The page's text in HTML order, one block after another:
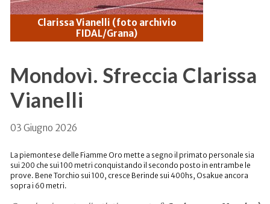
Clarissa Vianelli (foto archivio
FIDAL/Grana)
Mondovì. Sfreccia Clarissa
Vianelli
03 Giugno 2026
La piemontese delle Fiamme Oro mette a segno il primato personale sia
sui 200 che sui 100 metri conquistando il secondo posto in entrambe le
prove. Bene Torchio sui 100, cresce Berinde sui 400hs, Osakue ancora
sopra i 60 metri.